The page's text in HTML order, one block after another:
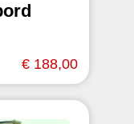
€ 188,00